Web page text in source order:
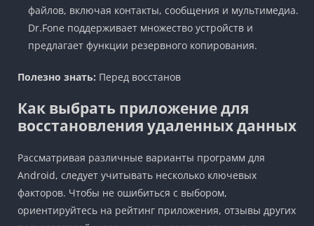
файлов, включая контакты, сообщения и мультимедиа.
Dr.Fone поддерживает множество устройств и
предлагает функции резервного копирования.
Полезно знать: Перед восстанов
Как выбрать приложение для
восстановления удаленных данных
Рассматривая различные варианты программ для
Android, следует учитывать несколько ключевых
факторов. Чтобы не ошибиться с выбором,
ориентируйтесь на рейтинг приложения, отзывы других